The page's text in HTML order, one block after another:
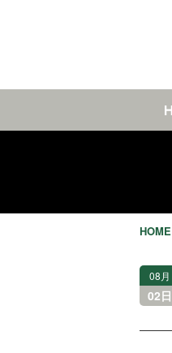
HOME
08月
02日